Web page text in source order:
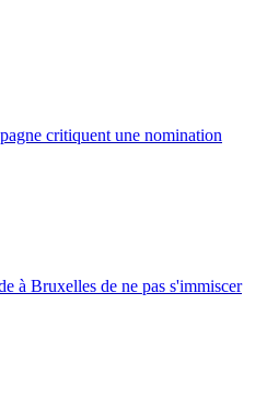
critiquent une nomination
à Bruxelles de ne pas s'immiscer